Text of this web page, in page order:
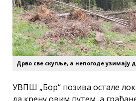
Дрво све скупље, а непогоде узимају
УВПШ „Бор“ позива остале